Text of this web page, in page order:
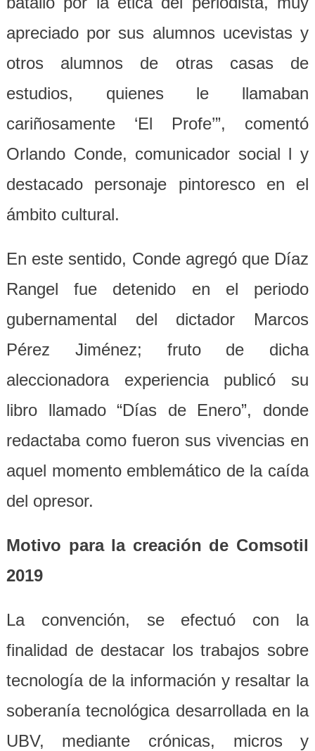
apreciado por sus alumnos ucevistas y
otros alumnos de otras casas de
estudios, quienes le llamaban
cariñosamente ‘El Profe’”, comentó
Orlando Conde, comunicador social l y
destacado personaje pintoresco en el
ámbito cultural.
En este sentido, Conde agregó que Díaz
Rangel fue detenido en el periodo
gubernamental del dictador Marcos
Pérez Jiménez; fruto de dicha
aleccionadora experiencia publicó su
libro llamado “Días de Enero”, donde
redactaba como fueron sus vivencias en
aquel momento emblemático de la caída
del opresor.
Motivo para la creación de Comsotil
2019
La convención, se efectuó con la
finalidad de destacar los trabajos sobre
tecnología de la información y resaltar la
soberanía tecnológica desarrollada en la
UBV, mediante crónicas, micros y